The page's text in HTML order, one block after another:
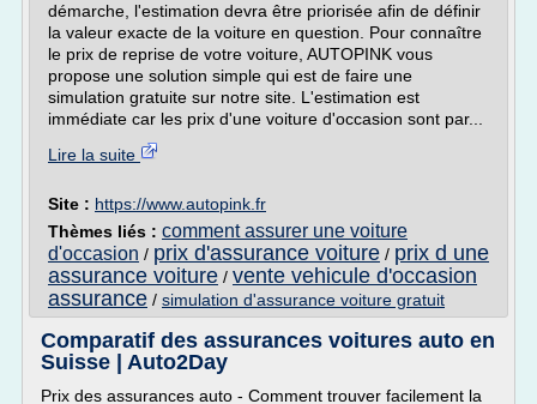
démarche, l'estimation devra être priorisée afin de définir
la valeur exacte de la voiture en question. Pour connaître
le prix de reprise de votre voiture, AUTOPINK vous
propose une solution simple qui est de faire une
simulation gratuite sur notre site. L'estimation est
immédiate car les prix d'une voiture d'occasion sont par...
Lire la suite
Site : https://www.autopink.fr
Thèmes liés : comment assurer une voiture
d'occasion / prix d'assurance voiture / prix d une
assurance voiture / vente vehicule d'occasion
assurance / simulation d'assurance voiture gratuit
Comparatif des assurances voitures auto en
Suisse | Auto2Day
Prix des assurances auto - Comment trouver facilement la